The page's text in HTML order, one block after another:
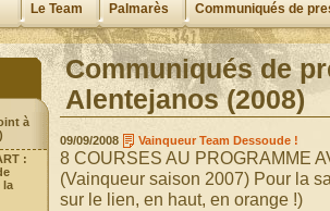
Le Team Palmarès Communiqués de
à
:
la
Communiqués de
Alentejanos (2008)
09/09/2008 Vainqueur Team Dessoude !
8 COURSES AU PROGRAMME
(Vainqueur saison 2007) Pour la
sur le lien, en haut, en orange !)